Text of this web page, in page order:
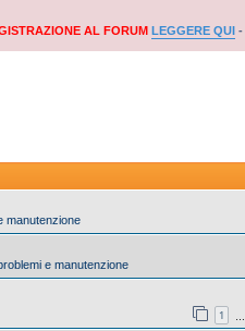
AL FORUM LEGGERE QUI -
manutenzione
e manutenzione
1